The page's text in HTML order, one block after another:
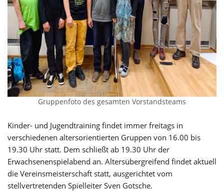
Gruppenfoto des gesamten Vorstandsteams
Kinder- und Jugendtraining findet immer freitags in
verschiedenen altersorientierten Gruppen von 16.00 bis
19.30 Uhr statt. Dem schließt ab 19.30 Uhr der
Erwachsenenspielabend an. Altersübergreifend findet aktuell
die Vereinsmeisterschaft statt, ausgerichtet vom
stellvertretenden Spielleiter Sven Gotsche.